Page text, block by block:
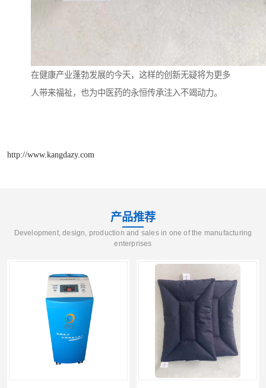
在健康产业蓬勃发展的今天，这样的创新无疑将为更多
人带来福祉，也为中医药的永恒传承注入不竭动力。
http://www.kangdazy.com
产品推荐
Development, design, production and sales in one of the manufacturing
enterprises